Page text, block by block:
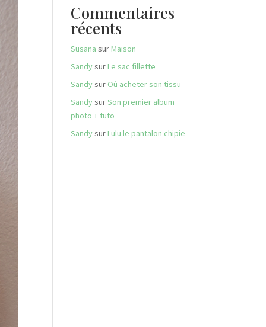
Commentaires
récents
Susana surMaison
SandysurLe sac fillette
Sandysur Où acheter son tissu
SandysurSon premier album
photo + tuto
SandysurLulu le pantalon chipie